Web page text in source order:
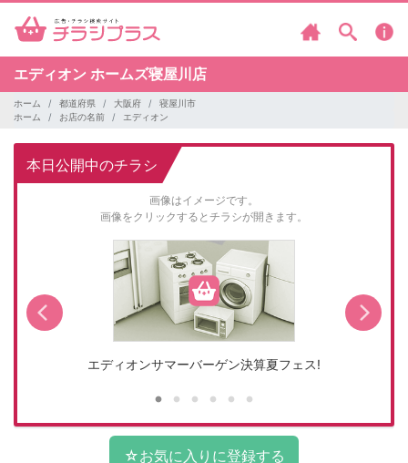
エディオン ホームズ寝屋川店
ホーム 都道府県 大阪府
寝屋川市
ホーム
お店の名前 エディオン
本日公開中のチラシ
画像はイメージです。
画像をクリックするとチラシが開きます。
エディオンサマーバーゲン決算夏フェス!